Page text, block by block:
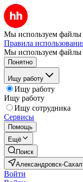
Мы используем файлы
Правила
Мы используем файлы
Понятно
Ищу работу
Ищу работу
Ищу работу
Ищу сотрудника
Сервисы
Помощь
Ещё
Поиск
Александровск-
Войти